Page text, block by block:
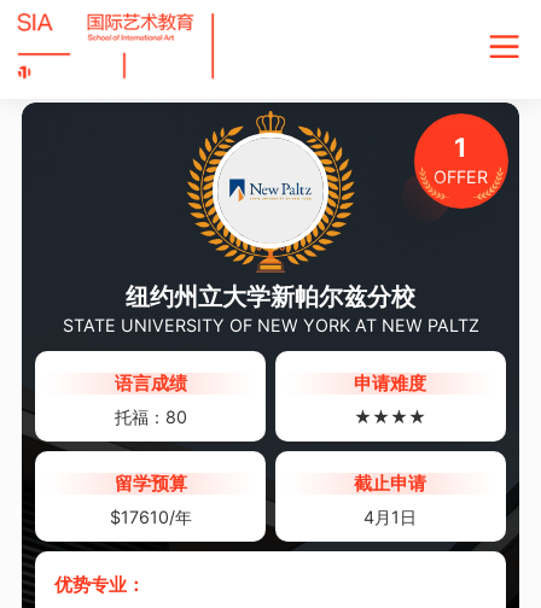
1
OFFER
纽约州立大学新帕尔兹分校
STATE UNIVERSITY OF NEW YORK AT NEW PALTZ
语言成绩
托福：80
申请难度
★★★★
留学预算
$17610/年
截止申请
4月1日
优势专业：